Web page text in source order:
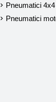
Pneumatici
Pneumatici